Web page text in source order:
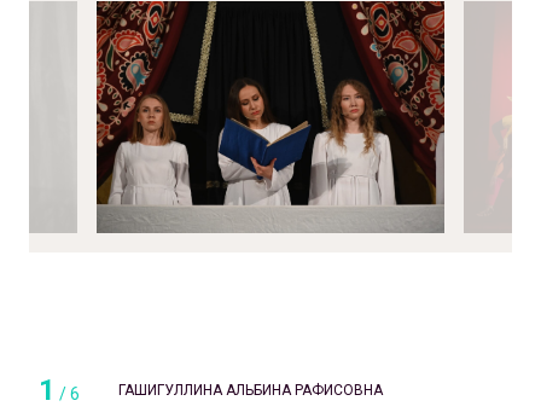
1 /6 ГАШИГУЛЛИНА АЛЬБИНА РАФИСОВНА